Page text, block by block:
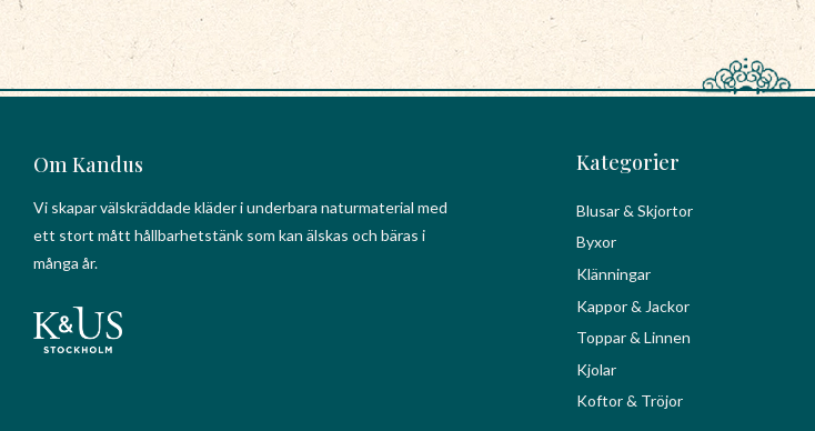
Om Kandus
Vi skapar välskräddade kläder i underbara naturmaterial med
ett stort mått hållbarhetstänk som kan älskas och bäras i
många år.
Kategorier
Blusar & Skjortor
Byxor
Klänningar
Kappor & Jackor
Toppar & Linnen
Kjolar
Koftor & Tröjor